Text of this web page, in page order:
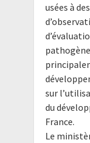
usées à
sur
du
France.
Le